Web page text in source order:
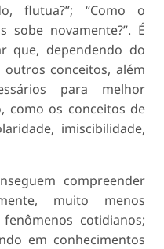
flutua?”; “Como o
sobe novamente?”. É
que, dependendo do
conceitos, além
para melhor
como os conceitos de
imiscibilidade,
compreender
muito menos
cotidianos;
em conhecimentos